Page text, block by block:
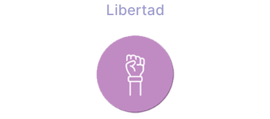
Libertad